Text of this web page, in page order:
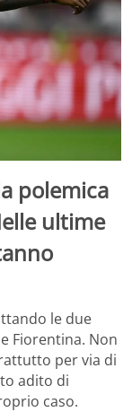
polemica
ultime
le due
Fiorentina. Non
per via di
adito di
caso.